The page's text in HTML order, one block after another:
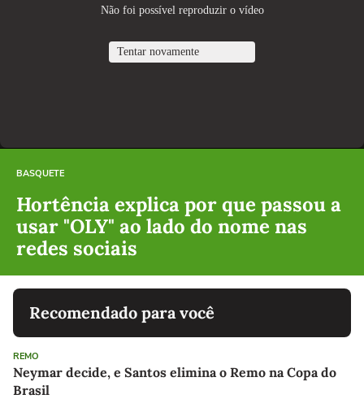
BASQUETE
Hortência explica por que passou a
usar "OLY" ao lado do nome nas
redes sociais
Recomendado para você
REMO
Neymar decide, e Santos elimina o Remo na Copa do
Brasil